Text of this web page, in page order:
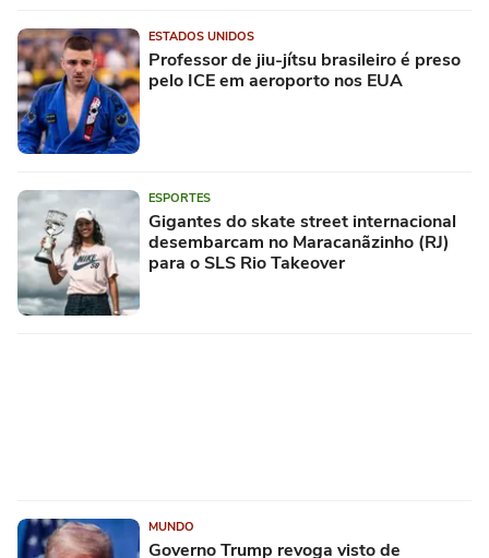
ESTADOS UNIDOS
Professor de jiu-jítsu brasileiro é preso
pelo ICE em aeroporto nos EUA
ESPORTES
Gigantes do skate street internacional
desembarcam no Maracanãzinho (RJ)
para o SLS Rio Takeover
MUNDO
Governo Trump revoga visto de